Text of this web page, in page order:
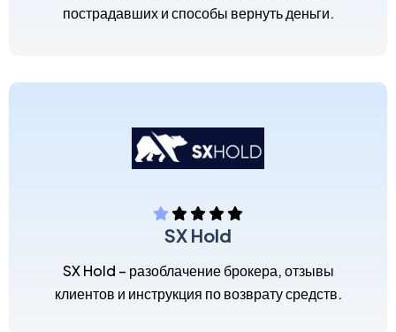
пострадавших и способы вернуть деньги.
SX Hold
SX Hold – разоблачение брокера, отзывы
клиентов и инструкция по возврату средств.